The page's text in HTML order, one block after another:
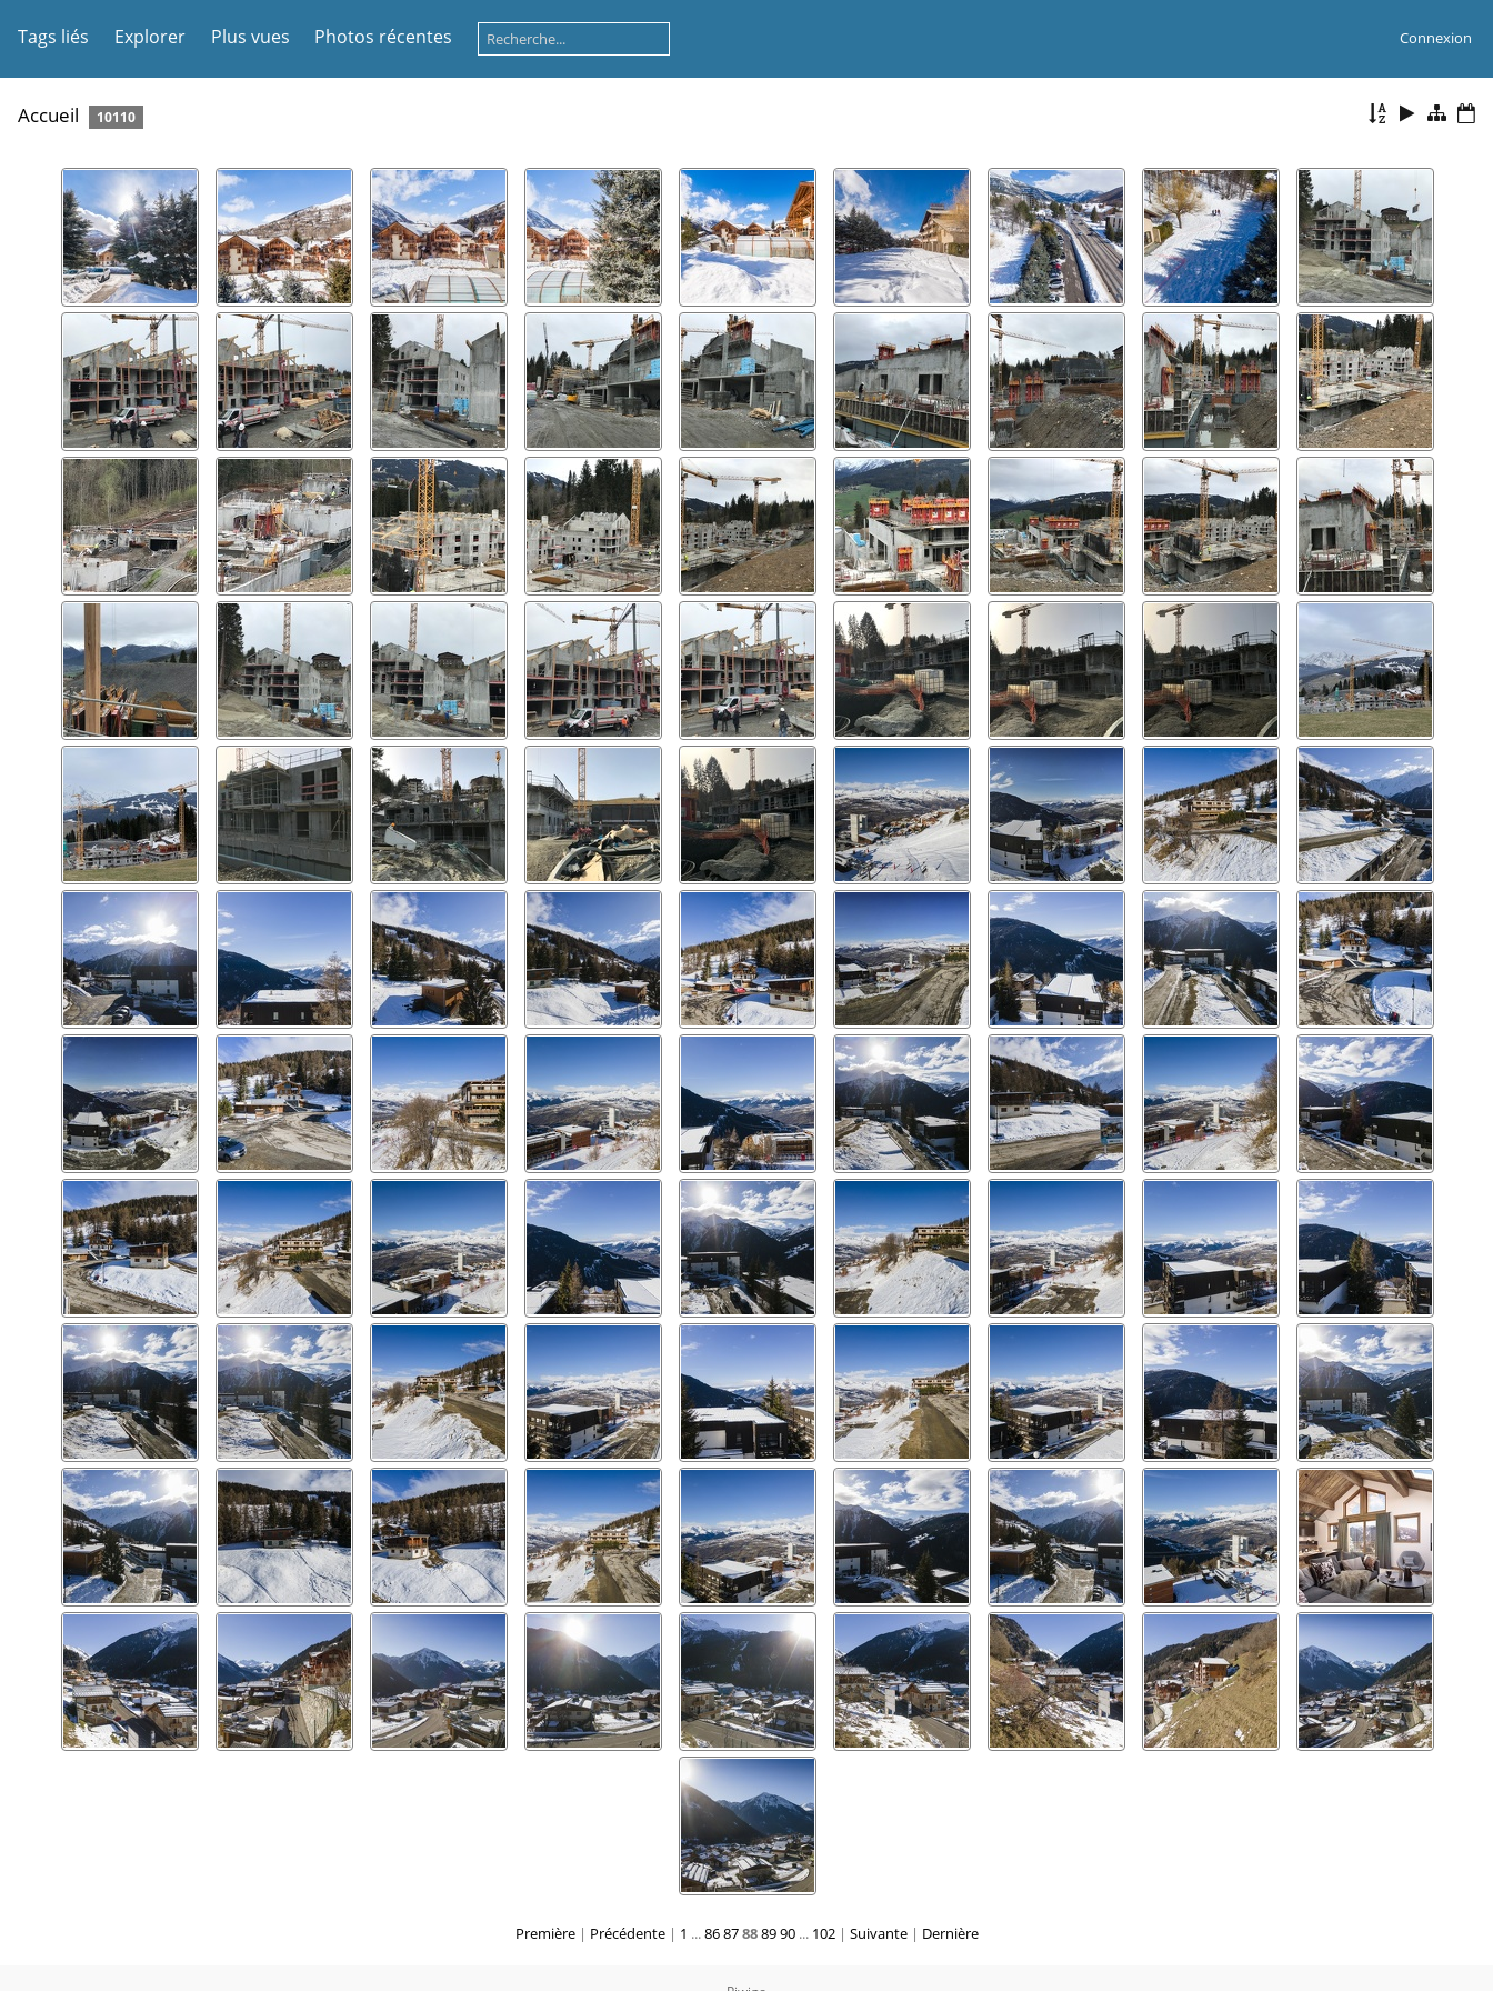
Tags liés Explorer Plus vues Photos récentes Connexion
Accueil 10110
Première| Précédente| 1 ...8687888990... 102 | Suivante | Dernière